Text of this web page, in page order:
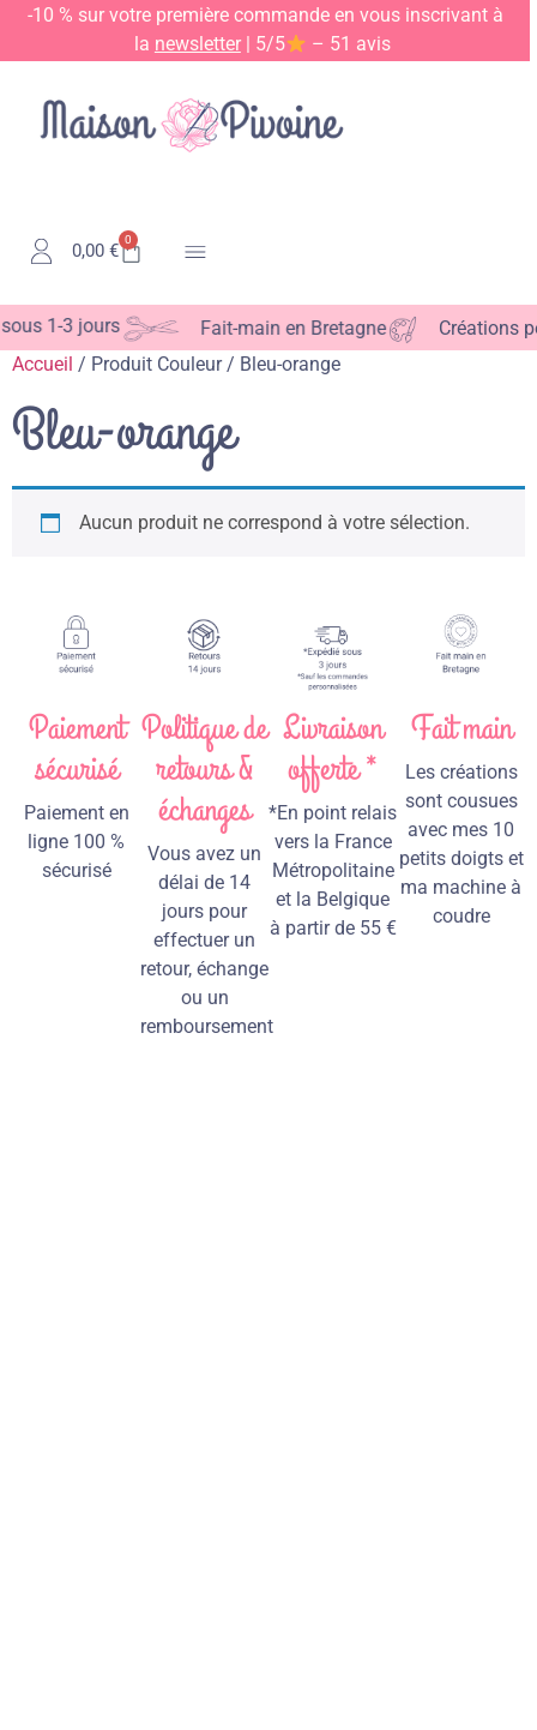
-10 % sur votre première commande en vous inscrivant à
la newsletter | 5/5 – 51 avis
0,00 €
0
1-3 jours Fait-main en Bretagne
Créations
Accueil / Produit Couleur / Bleu-orange
Bleu-orange
Aucun produit ne correspond à votre sélection.
Paiement
sécurisé
Paiement en
ligne 100 %
sécurisé
Politique de
retours &
échanges
Vous avez un
délai de 14
jours pour
effectuer un
retour, échange
ou un
remboursement
Livraison
offerte *
*En point relais
vers la France
Métropolitaine
et la Belgique
à partir de 55 €
Fait main
Les créations
sont cousues
avec mes 10
petits doigts et
ma machine à
coudre